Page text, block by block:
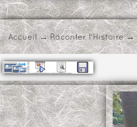
Accueil→Raconter l'Histoire→